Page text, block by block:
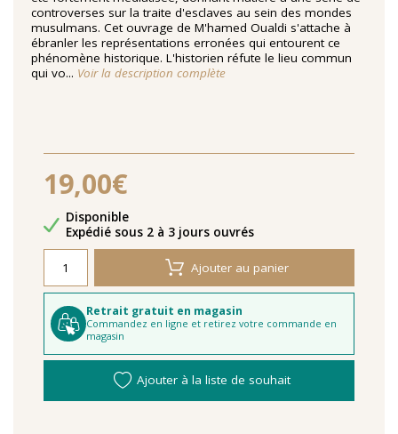
controverses sur la traite d'esclaves au sein des mondes
musulmans. Cet ouvrage de M'hamed Oualdi s'attache à
ébranler les représentations erronées qui entourent ce
phénomène historique. L'historien réfute le lieu commun
qui vo... Voir la description complète
19,00€
Disponibilité
Disponible
Délais de livraison
Expédié sous 2 à 3 jours ouvrés
Ajouter au panier
Retrait gratuit en magasin
Commandez en ligne et retirez votre commande en
magasin
Ajouter à la liste de souhait